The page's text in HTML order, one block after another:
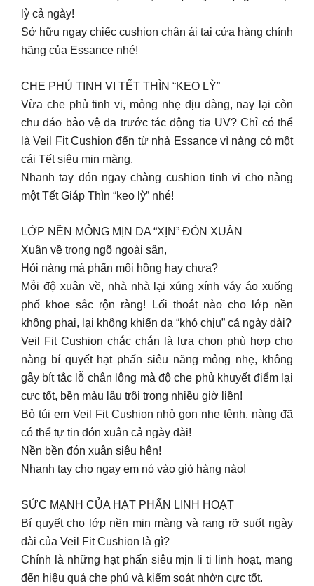
lỳ cả ngày!
Sở hữu ngay chiếc cushion chân ái tại cửa hàng chính
hãng của Essance nhé!
CHE PHỦ TINH VI TẾT THÌN “KEO LỲ”
Vừa che phủ tinh vi, mỏng nhẹ dịu dàng, nay lại còn
chu đáo bảo vệ da trước tác động tia UV? Chỉ có thể
là Veil Fit Cushion đến từ nhà Essance vì nàng có một
cái Tết siêu mịn màng.
Nhanh tay đón ngay chàng cushion tinh vi cho nàng
một Tết Giáp Thìn “keo lỳ” nhé!
LỚP NỀN MỎNG MỊN DA “XỊN” ĐÓN XUÂN
Xuân về trong ngõ ngoài sân,
Hỏi nàng má phấn môi hồng hay chưa?
Mỗi độ xuân về, nhà nhà lại xúng xính váy áo xuống
phố khoe sắc rộn ràng! Lối thoát nào cho lớp nền
không phai, lại không khiến da “khó chịu” cả ngày dài?
Veil Fit Cushion chắc chắn là lựa chọn phù hợp cho
nàng bí quyết hạt phấn siêu năng mỏng nhẹ, không
gây bít tắc lỗ chân lông mà độ che phủ khuyết điểm lại
cực tốt, bền màu lâu trôi trong nhiều giờ liền!
Bỏ túi em Veil Fit Cushion nhỏ gọn nhẹ tênh, nàng đã
có thể tự tin đón xuân cả ngày dài!
Nền bền đón xuân siêu hên!
Nhanh tay cho ngay em nó vào giỏ hàng nào!
️SỨC MẠNH CỦA HẠT PHẤN LINH HOẠT
Bí quyết cho lớp nền mịn màng và rạng rỡ suốt ngày
dài của Veil Fit Cushion là gì?
Chính là những hạt phấn siêu mịn li ti linh hoạt, mang
đến hiệu quả che phủ và kiểm soát nhờn cực tốt.